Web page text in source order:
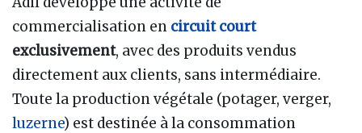
commercialisation en circuit court
exclusivement, avec des produits vendus
directement aux clients, sans intermédiaire.
Toute la production végétale (potager, verger,
luzerne) est destinée à la consommation